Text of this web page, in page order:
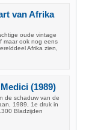
van Afrika
oude vintage
maar ook nog eens
Afrika zien,
(1989)
de schaduw van de
1989, 1e druk in
Bladzijden